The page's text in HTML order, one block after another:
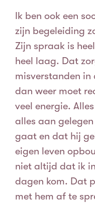
Ik ben ook een
zijn begeleiding
Zijn spraak is
heel laag. Dat
misverstanden
dan weer moet
veel energie.
alles aan
gaat en dat hij
eigen leven
niet altijd dat ik
dagen kom. Dat
met hem af te